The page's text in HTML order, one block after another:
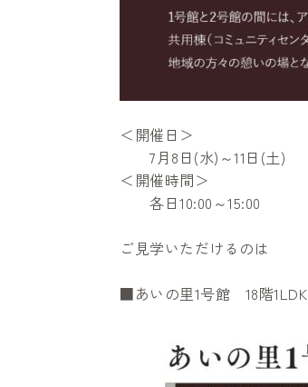
＜開催日＞
7月8日(水)～11日(土)
＜開催時間＞
各日10:00～15:00
ご見学いただけるのは
■あいの里1号館 18階1LDK